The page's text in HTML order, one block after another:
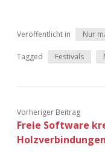
Veröffentlicht in Nur
Tagged Festivals
Vorheriger Beitrag
Freie Software
Holzverbindungen